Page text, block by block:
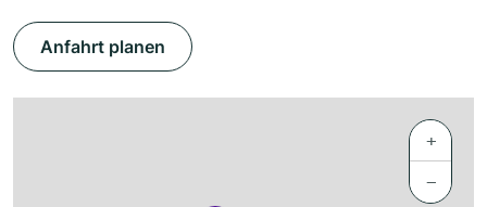
Anfahrt planen
+
−